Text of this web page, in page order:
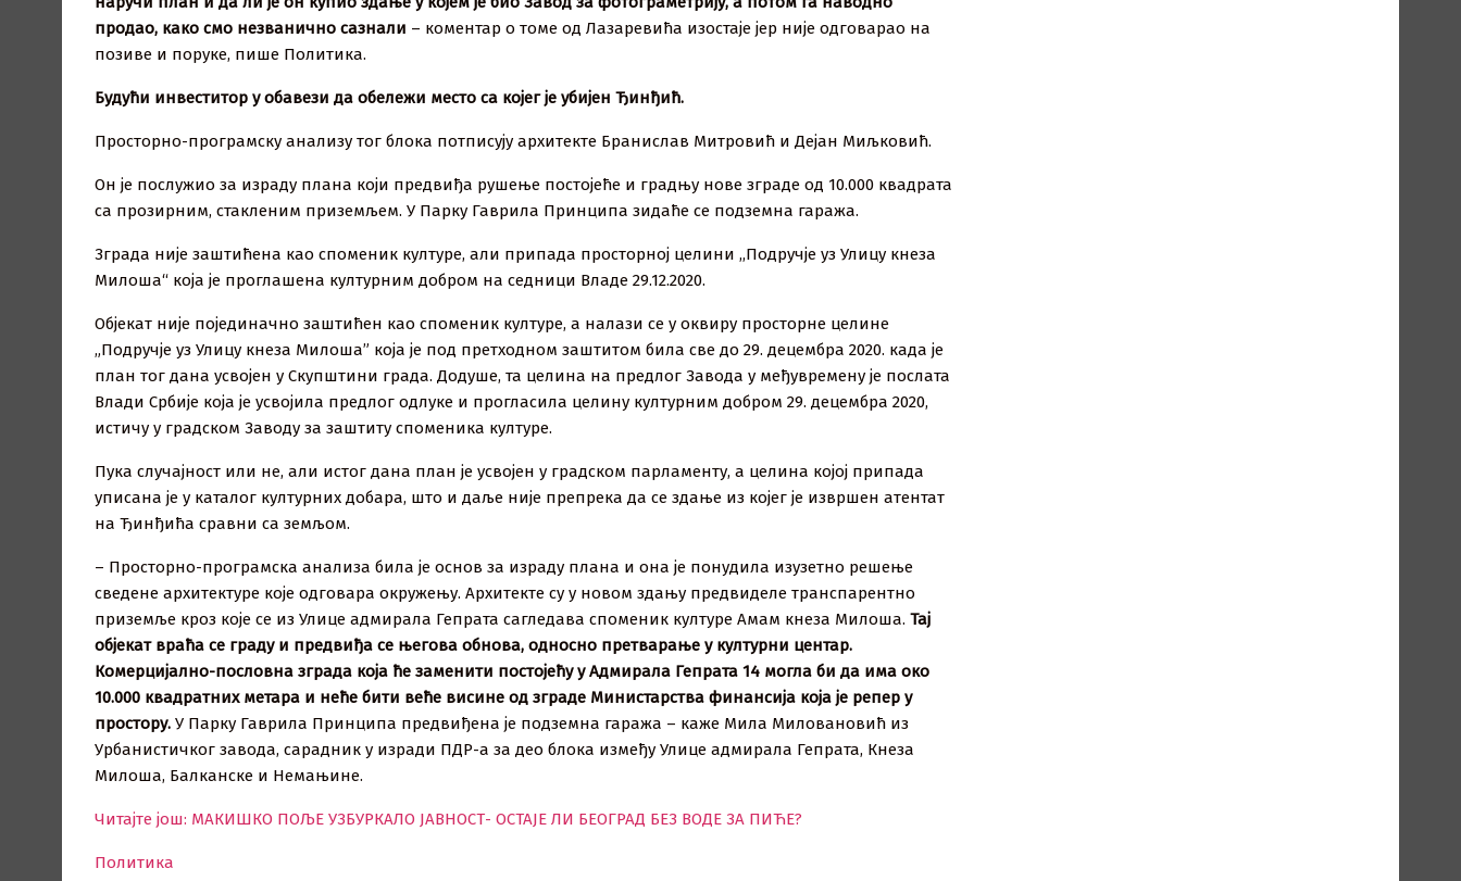
продао, како смо незванично сазнали – коментар о томе од Лазаревића изостаје јер није одговарао на
позиве и поруке, пише Политика.
Будући инвеститор у обавези да обележи место са којег је убијен Ђинђић.
Просторно-програмску анализу тог блока потписују архитекте Бранислав Митровић и Дејан Миљковић.
Он је послужио за израду плана који предвиђа рушење постојеће и градњу нове зграде од 10.000 квадрата
са прозирним, стакленим приземљем. У Парку Гаврила Принципа зидаће се подземна гаража.
Зграда није заштићена као споменик културе, али припада просторној целини ,,Подручје уз Улицу кнеза
Милоша“ која је проглашена културним добром на седници Владе 29.12.2020.
Објекат није појединачно заштићен као споменик културе, а налази се у оквиру просторне целине
„Подручје уз Улицу кнеза Милоша” која је под претходном заштитом била све до 29. децембра 2020. када је
план тог дана усвојен у Скупштини града. Додуше, та целина на предлог Завода у међувремену је послата
Влади Србије која је усвојила предлог одлуке и прогласила целину културним добром 29. децембра 2020,
истичу у градском Заводу за заштиту споменика културе.
Пука случајност или не, али истог дана план је усвојен у градском парламенту, а целина којој припада
уписана је у каталог културних добара, што и даље није препрека да се здање из којег је извршен атентат
на Ђинђића сравни са земљом.
– Просторно-програмска анализа била је основ за израду плана и она је понудила изузетно решење
сведене архитектуре које одговара окружењу. Архитекте су у новом здању предвиделе транспарентно
приземље кроз које се из Улице адмирала Гепрата сагледава споменик културе Амам кнеза Милоша. Тај
објекат враћа се граду и предвиђа се његова обнова, односно претварање у културни центар.
Комерцијално-пословна зграда која ће заменити постојећу у Адмирала Гепрата 14 могла би да има око
10.000 квадратних метара и неће бити веће висине од зграде Министарства финансија која је репер у
простору. У Парку Гаврила Принципа предвиђена је подземна гаража – каже Мила Миловановић из
Урбанистичког завода, сарадник у изради ПДР-а за део блока између Улице адмирала Гепрата, Кнеза
Милоша, Балканске и Немањине.
Читајте још: МАКИШКО ПОЉЕ УЗБУРКАЛО ЈАВНОСТ- ОСТАЈЕ ЛИ БЕОГРАД БЕЗ ВОДЕ ЗА ПИЋЕ?
Политика